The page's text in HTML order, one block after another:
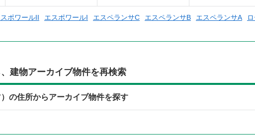
ポワールII エスポワールI エスペランサC エスペランサB エスペランサA
建物アーカイブ物件を再検索
の住所からアーカイブ物件を探す